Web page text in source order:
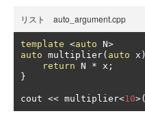
リスト auto_argument.cpp
template <auto N>
auto multiplier( auto x )
return N * x ;
}
cout << multiplier<10>(